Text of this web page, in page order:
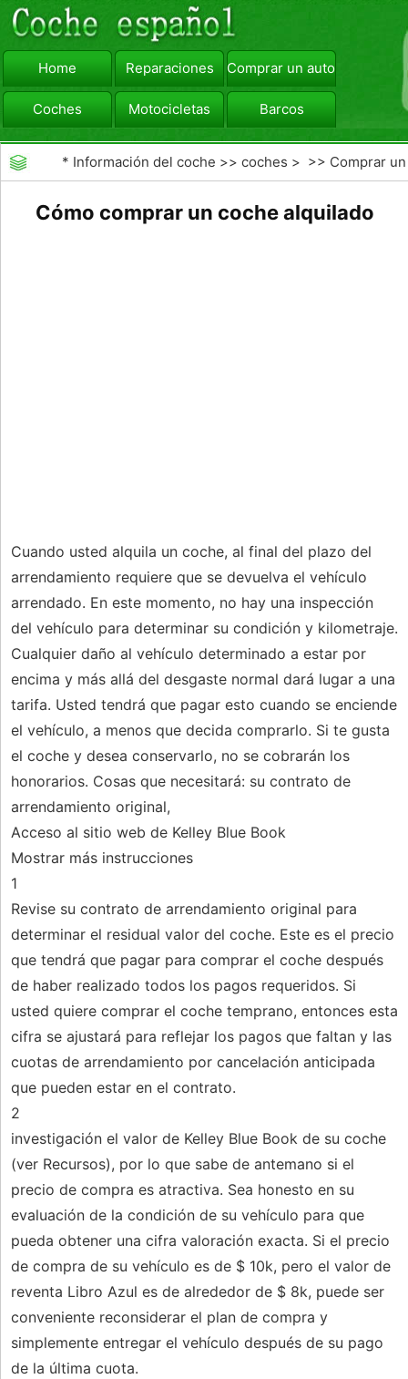
Home Reparaciones Comprar un automóvil
Coches Motocicletas Barcos
viajar Camiones
* Información del coche >>coches > >> Comprar un
Cómo comprar un coche alquilado
Cuando usted alquila un coche, al final del plazo del
arrendamiento requiere que se devuelva el vehículo
arrendado. En este momento, no hay una inspección
del vehículo para determinar su condición y kilometraje.
Cualquier daño al vehículo determinado a estar por
encima y más allá del desgaste normal dará lugar a una
tarifa. Usted tendrá que pagar esto cuando se enciende
el vehículo, a menos que decida comprarlo. Si te gusta
el coche y desea conservarlo, no se cobrarán los
honorarios. Cosas que necesitará: su contrato de
arrendamiento original,
Acceso al sitio web de Kelley Blue Book
Mostrar más instrucciones
1
Revise su contrato de arrendamiento original para
determinar el residual valor del coche. Este es el precio
que tendrá que pagar para comprar el coche después
de haber realizado todos los pagos requeridos. Si
usted quiere comprar el coche temprano, entonces esta
cifra se ajustará para reflejar los pagos que faltan y las
cuotas de arrendamiento por cancelación anticipada
que pueden estar en el contrato.
2
investigación el valor de Kelley Blue Book de su coche
(ver Recursos), por lo que sabe de antemano si el
precio de compra es atractiva. Sea honesto en su
evaluación de la condición de su vehículo para que
pueda obtener una cifra valoración exacta. Si el precio
de compra de su vehículo es de $ 10k, pero el valor de
reventa Libro Azul es de alrededor de $ 8k, puede ser
conveniente reconsiderar el plan de compra y
simplemente entregar el vehículo después de su pago
de la última cuota.